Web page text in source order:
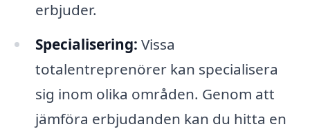
erbjuder.
Specialisering: Vissa
totalentreprenörer kan specialisera
sig inom olika områden. Genom att
jämföra erbjudanden kan du hitta en